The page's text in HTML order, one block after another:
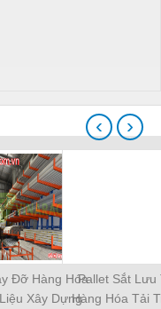
Đỡ Hàng Hóa
Xây Dựng
Pallet Sắt Lưu
Hàng Hóa Tải
‹ ›